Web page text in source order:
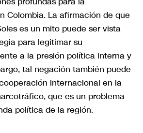
Colombia. La afirmación de que
es un mito puede ser vista
para legitimar su
a la presión política interna y
tal negación también puede
internacional en la
que es un problema
política de la región.